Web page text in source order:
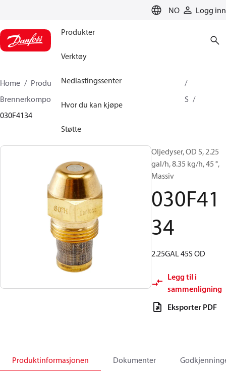
NO Logg inn
Produkter
Verktøy
Nedlastingssenter
Hvor du kan kjøpe
Støtte
Home Produkter
Klimaløsninger for oppvarming
Brennerkomponenter
OD B / OD H / OD S
030F4134
Oljedyser, OD S, 2.25
gal/h, 8.35 kg/h, 45 °,
Massiv
030F41
34
2.25GAL 45S OD
Legg til i
sammenligning
Eksporter PDF
Produktinformasjonen Dokumenter